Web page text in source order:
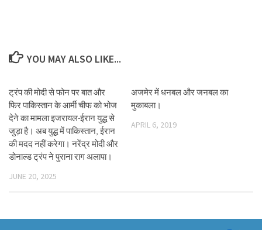
YOU MAY ALSO LIKE...
ट्रंप की मोदी से फोन पर बात और
फिर पाकिस्तान के आर्मी चीफ को भोज
देने का मामला इजरायल-ईरान युद्ध से
जुड़ा है। अब युद्ध में पाकिस्तान, ईरान
की मदद नहीं करेगा। नरेंद्र मोदी और
डोनाल्ड ट्रंप ने पुराना राग अलापा।
JUNE 20, 2025
अजमेर में धनबल और जनबल का
मुकाबला।
APRIL 6, 2019